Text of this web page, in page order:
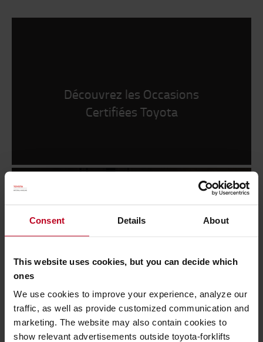
Consent Details About
This website uses cookies, but you can decide which
ones
We use cookies to improve your experience, analyze our
traffic, as well as provide customized communication and
marketing. The website may also contain cookies to
show relevant advertisements outside toyota-forklifts
Découvrez les Occasions
Certifiées Toyota
le programme Occasion Certifiée